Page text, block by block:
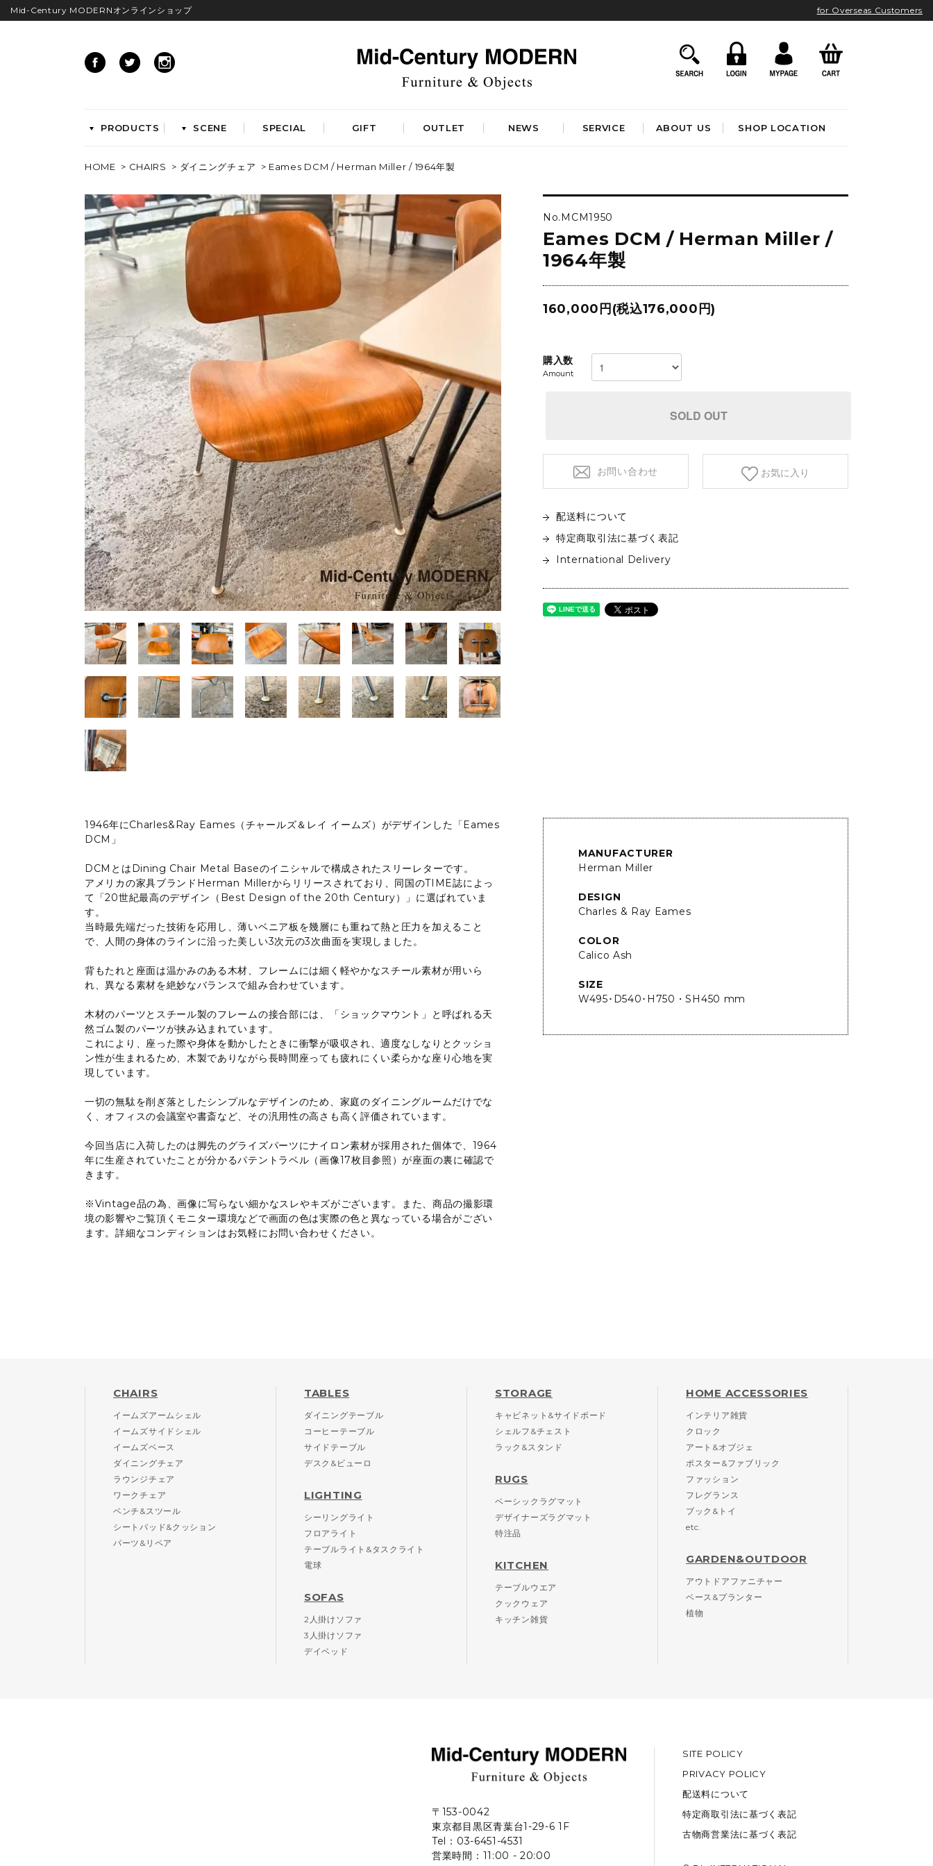
Mid-Century MODERNオンラインショップ for Overseas Customers
PRODUCTS SCENE SPECIAL GIFT OUTLET NEWS SERVICE ABOUT US SHOP LOCATION
イームズアームシェル
イームズサイドシェル
イームズベース
ダイニングチェア
ラウンジチェア
ベンチ&スツール
シートパッド&クッション
パーツ&リペア
ダイニングテーブル
コーヒーテーブル
サイドテーブル
デスク&ビューロ
LIGHTING
シーリングライト
テーブルライト&タスクライト
電球
SOFAS
2人掛けソファ
3人掛けソファ
デイベッド
シェルフ&チェスト
ラック&スタンド
RUGS
ベーシックラグマット
デザイナーズラグマット
KITCHEN
テーブルウエア
アート&オブジェ
etc.
ENTRYWAY WORKSPACE BEDROOM BATHROOM OUTDOOR
HOME > CHAIRS > ダイニングチェア > Eames DCM / Herman Miller / 1964年製
No.MCM1950
Eames DCM / Herman Miller /
1964年製
160,000円(税込176,000円)
購入数
Amount
SOLD OUT
お問い合わせ お気に入り
配送料について
特定商取引法に基づく表記
International Delivery
MANUFACTURER
Herman Miller
DESIGN
Charles & Ray Eames
COLOR
Calico Ash
SIZE
W495･D540･H750・SH450 mm
1946年にCharles&Ray Eames（チャールズ＆レイ イームズ）がデザインした「Eames
DCM」
DCMとはDining Chair Metal Baseのイニシャルで構成されたスリーレターです。
アメリカの家具ブランドHerman Millerからリリースされており、同国のTIME誌によっ
て「20世紀最高のデザイン（Best Design of the 20th Century）」に選ばれていま
す。
当時最先端だった技術を応用し、薄いベニア板を幾層にも重ねて熱と圧力を加えること
で、人間の身体のラインに沿った美しい3次元の3次曲面を実現しました。
背もたれと座面は温かみのある木材、フレームには細く軽やかなスチール素材が用いら
れ、異なる素材を絶妙なバランスで組み合わせています。
木材のパーツとスチール製のフレームの接合部には、「ショックマウント」と呼ばれる天
然ゴム製のパーツが挟み込まれています。
これにより、座った際や身体を動かしたときに衝撃が吸収され、適度なしなりとクッショ
ン性が生まれるため、木製でありながら長時間座っても疲れにくい柔らかな座り心地を実
現しています。
一切の無駄を削ぎ落としたシンプルなデザインのため、家庭のダイニングルームだけでな
く、オフィスの会議室や書斎など、その汎用性の高さも高く評価されています。
今回当店に入荷したのは脚先のグライズパーツにナイロン素材が採用された個体で、1964
年に生産されていたことが分かるパテントラベル（画像17枚目参照）が座面の裏に確認で
きます。
※Vintage品の為、画像に写らない細かなスレやキズがございます。また、商品の撮影環
境の影響やご覧頂くモニター環境などで画面の色は実際の色と異なっている場合がござい
ます。詳細なコンディションはお気軽にお問い合わせください。
CHAIRS
イームズアームシェル
イームズサイドシェル
イームズベース
ダイニングチェア
ラウンジチェア
ワークチェア
ベンチ&スツール
シートパッド&クッション
パーツ&リペア
TABLES
ダイニングテーブル
コーヒーテーブル
サイドテーブル
デスク&ビューロ
LIGHTING
シーリングライト
フロアライト
テーブルライト&タスクライト
電球
SOFAS
2人掛けソファ
3人掛けソファ
デイベッド
STORAGE
キャビネット&サイドボード
シェルフ&チェスト
ラック&スタンド
RUGS
ベーシックラグマット
デザイナーズラグマット
特注品
KITCHEN
テーブルウエア
クックウェア
キッチン雑貨
HOME ACCESSORIES
インテリア雑貨
クロック
アート&オブジェ
ポスター&ファブリック
ファッション
フレグランス
ブック&トイ
etc.
GARDEN&OUTDOOR
アウトドアファニチャー
ベース&プランター
植物
〒153-0042
東京都目黒区青葉台1-29-6 1F
Tel：03-6451-4531
営業時間：11:00 - 20:00
SITE POLICY
PRIVACY POLICY
配送料について
特定商取引法に基づく表記
古物商営業法に基づく表記